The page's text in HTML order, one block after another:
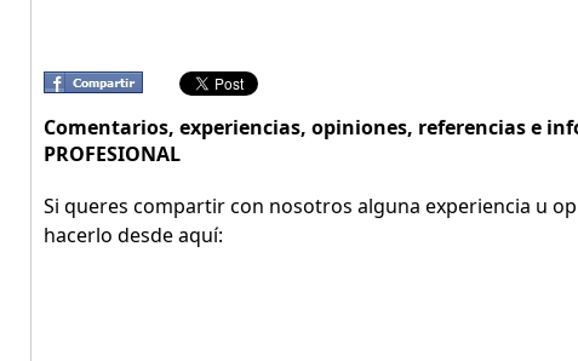
Comentarios, experiencias, opiniones, referencias e
PROFESIONAL
Si queres compartir con nosotros alguna experiencia u
hacerlo desde aquí: